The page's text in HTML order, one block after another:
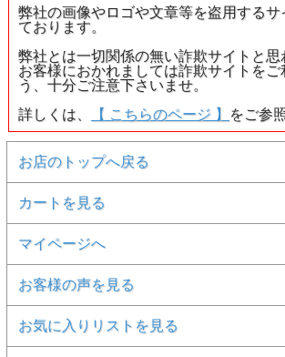
寸法
7.66 - 8.04 × 4.69 mm (
鑑定機関
GIA ( アメリカ宝石学会 )
付属品
●GIA COLORED
●品質証明書
重要なお知らせ
●返品・交換について●
・こちらの商品は、返品・交換・キャン
りしております。
返品・交換・キャンセ
●在庫につきまして●
・実店舗などでもこちらの商品を販売し
た、商品の性格上、「一点モノ」を数多
ます。
・タイミングによりましては、こちらの
が出来ても、実際には「品切れ」の場合
・その際は、ご注文をキャンセルさせて
変更とさせて頂きます。
弊社の画像やロゴや文章等を盗用する
ております。
弊社とは一切関係の無い詐欺サイトと思
お客様におかれましては詐欺サイトをご
う、十分ご注意下さいませ。
詳しくは、
【 こちらのページ 】 をご参
お店のトップへ戻る
カートを見る
マイページへ
お客様の声を見る
お気に入りリストを見る